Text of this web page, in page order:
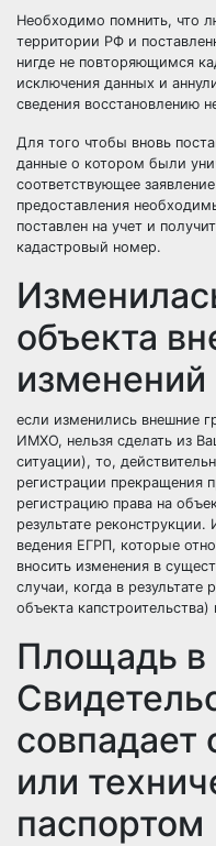
Необходимо помнить, что
территории РФ и
нигде не повторяющимся
исключения данных и
сведения восстановлению
Для того чтобы вновь
данные о котором были
соответствующее
предоставления
поставлен на учет и
кадастровый номер.
объекта
изменений
если изменились внешние
ИМХО, нельзя сделать из
ситуации), то,
регистрации прекращения
регистрацию права на
результате
ведения ЕГРП, которые
вносить изменения в
случаи, когда в
объекта
Площадь в
совпадает
или
паспортом